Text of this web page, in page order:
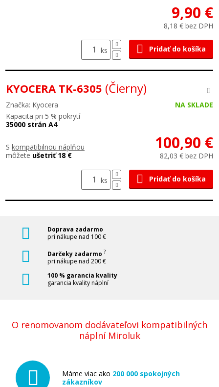
9,90 €
8,18 € bez DPH
ks Pridať do košíka
KYOCERA TK-6305 (Čierny)
Značka: Kyocera
NA SKLADE
Kapacita pri 5 % pokrytí
35000 strán A4
S kompatibilnou náplňou
môžete ušetriť 18 €
100,90 €
82,03 € bez DPH
ks Pridať do košíka
Doprava zadarmo
pri nákupe nad 100 €
Darčeky zadarmo ?
pri nákupe nad 200 €
100 % garancia kvality
garancia kvality náplní
O renomovanom dodávateľovi kompatibilných
náplní Miroluk
Máme viac ako 200 000 spokojných
zákazníkov